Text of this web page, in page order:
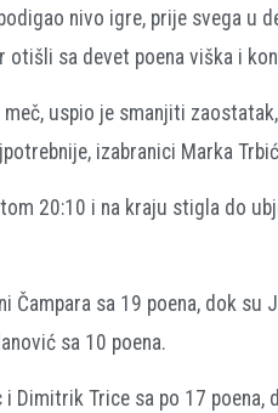
nivo igre, prije svega u
otišli sa devet poena viška i
uspio je smanjiti
izabranici Marka
20:10 i na kraju stigla do
Čampara sa 19 poena, dok
sa 10 poena.
Dimitrik Trice sa po 17 poena,